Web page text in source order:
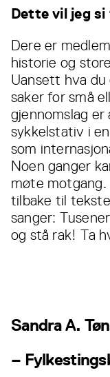
Dette vil jeg si
Dere er
historie og
Uansett hva du
saker for små
gjennomslag
sykkelstativ i
som
Noen ganger
møte
tilbake til
sanger:
og stå rak! Ta
Sandra A.
–